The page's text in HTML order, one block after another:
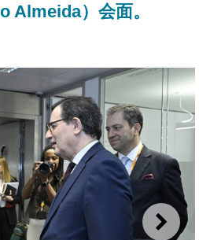
Almeida）会面。
下一